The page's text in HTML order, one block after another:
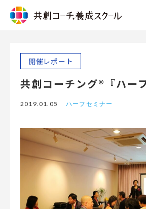
開催レポート
共創コーチング®『ハー
2019.01.05 ハーフセミナー